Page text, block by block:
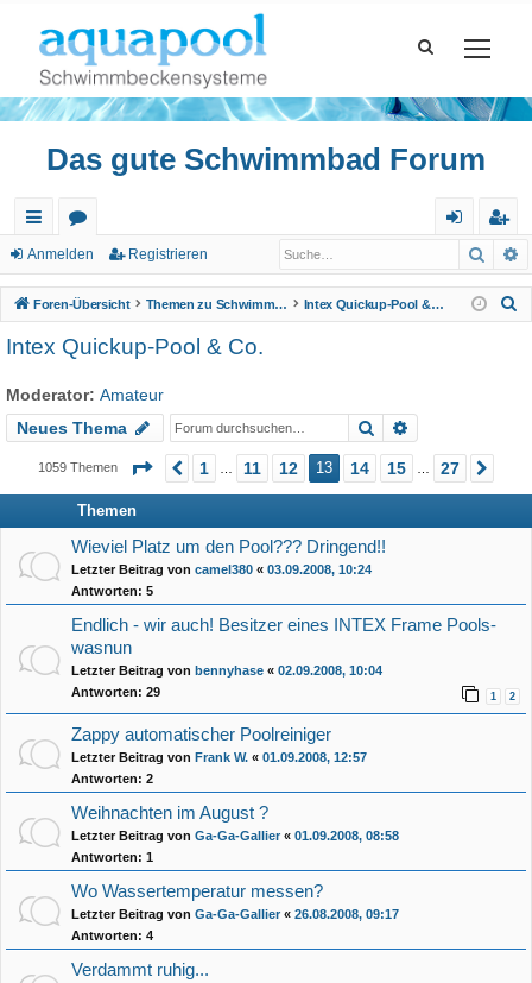
Das gute Schwimmbad Forum
ch
ne
llz
riff
or
en m
el
eg
ist
rie
Anmelden Registrieren
Foren-Übersicht Themen zu Schwimmbad Intex Quickup-Pool & Co.
Intex Quickup-Pool & Co.
Moderator: Amateur
Neues Thema
Suche
1059 Themen Seite 13 von27
Vorherige
1 11 12 13 14 15 27
Themen
Wieviel Platz um den Pool??? Dringend!!
Letzter Beitrag von camel380 « 03.09.2008, 10:24
Antworten: 5
Endlich - wir auch! Besitzer eines INTEX Frame Pools-
wasnun
Letzter Beitrag von bennyhase « 02.09.2008, 10:04
Antworten: 29 1 2
Zappy automatischer Poolreiniger
Letzter Beitrag von Frank W. « 01.09.2008, 12:57
Antworten: 2
Weihnachten im August ?
Letzter Beitrag von Ga-Ga-Gallier« 01.09.2008, 08:58
Antworten: 1
Wo Wassertemperatur messen?
Letzter Beitrag von Ga-Ga-Gallier« 26.08.2008, 09:17
Antworten: 4
Verdammt ruhig...